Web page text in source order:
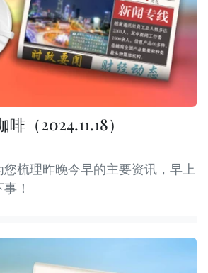
（2024.11.18）
梳理昨晚今早的主要资讯，早上
！